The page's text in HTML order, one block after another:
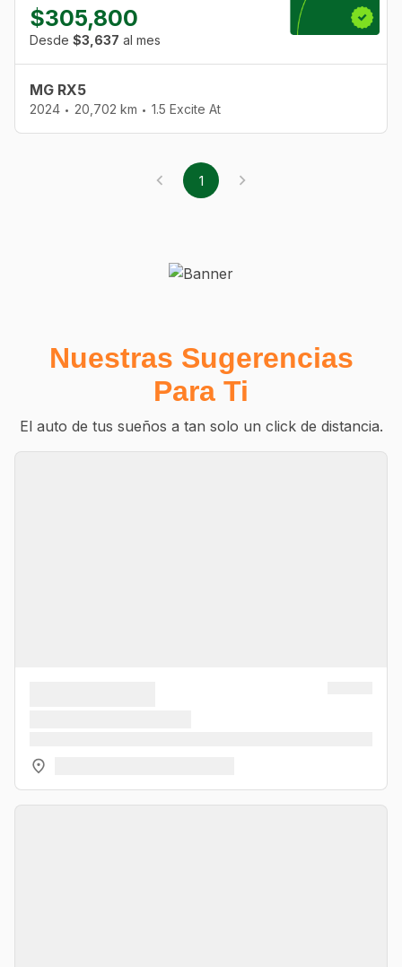
$305,800
Desde $3,637 al mes
MG RX5
2024 • 20,702 km • 1.5 Excite At
1
Nuestras Sugerencias
Para Ti
El auto de tus sueños a tan solo un click de distancia.